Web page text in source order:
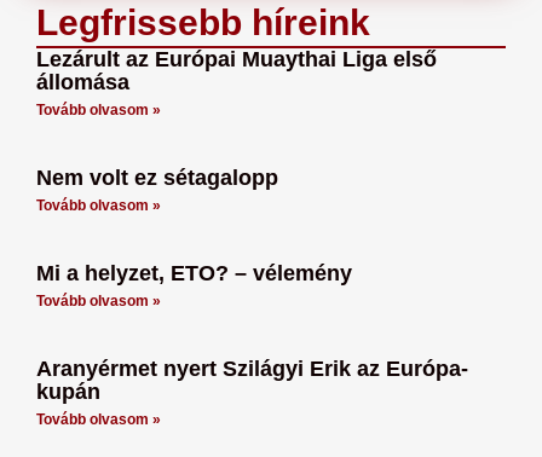
Legfrissebb híreink
Lezárult az Európai Muaythai Liga első
állomása
Tovább olvasom »
Nem volt ez sétagalopp
Tovább olvasom »
Mi a helyzet, ETO? – vélemény
Tovább olvasom »
Aranyérmet nyert Szilágyi Erik az Európa-
kupán
Tovább olvasom »